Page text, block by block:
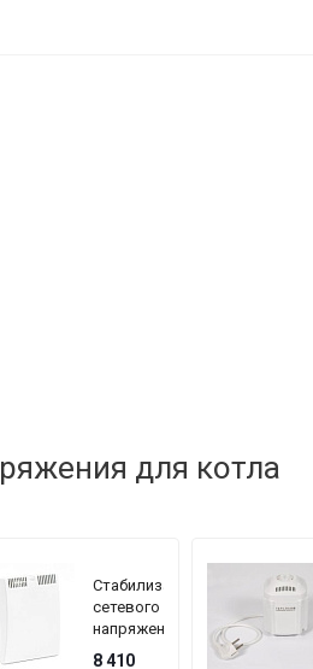
для котла
Стабилизатор
сетевого
напряжения
TEPLOCOM
8 410